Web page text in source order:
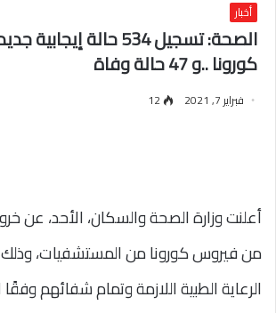
أخبار
الصحة: تسجيل 534 حالة
كورونا ..و 47 حالة وفاة
فبراير 7, 2021 12
من فيروس كورونا من المستشفيات،
الرعاية الطبية اللازمة وتمام شفائهم